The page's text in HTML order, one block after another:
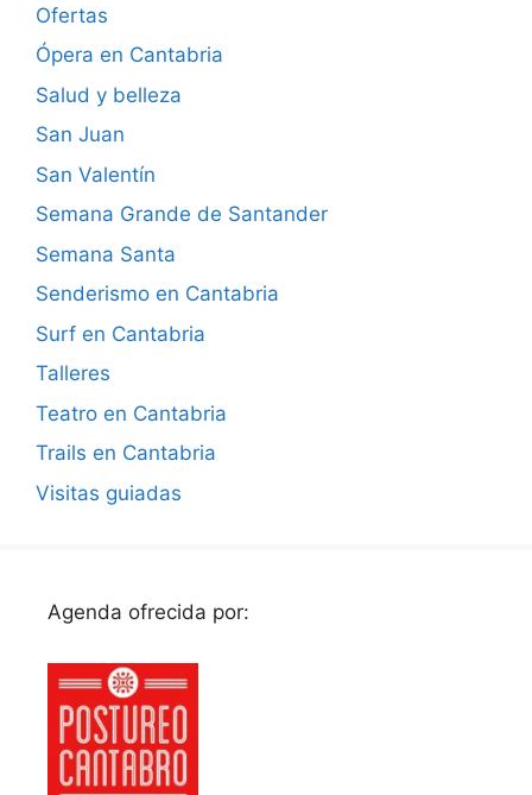
Ofertas
Ópera en Cantabria
Salud y belleza
San Juan
San Valentín
Semana Grande de Santander
Semana Santa
Senderismo en Cantabria
Surf en Cantabria
Talleres
Teatro en Cantabria
Trails en Cantabria
Visitas guiadas
Agenda ofrecida por: